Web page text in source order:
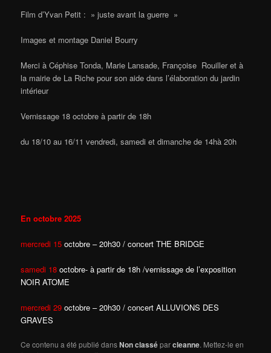
Film d’Yvan Petit : » juste avant la guerre »
Images et montage Daniel Bourry
Merci à Céphise Tonda, Marie Lansade, Françoise Rouiller et à
la mairie de La Riche pour son aide dans l’élaboration du jardin
intérieur
Vernissage 18 octobre à partir de 18h
du 18/10 au 16/11 vendredi, samedi et dimanche de 14hà 20h
En octobre 2025
mercredi 15 octobre – 20h30 / concert THE BRIDGE
samedi 18 octobre- à partir de 18h /vernissage de l’exposition
NOIR ATOME
mercredi 29 octobre – 20h30 / concert ALLUVIONS DES
GRAVES
Ce contenu a été publié dansNon classéparcleanne. Mettez-le en